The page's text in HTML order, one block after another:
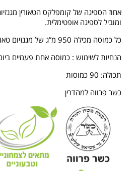
אחוז הספיגה של קומפלקס הטאורין
ומוביל לספיגה אופטימלית.
כל כמוסה מכילה 950 מ”ג של מגנזיום טאורט .
הנחיות לשימוש : כמוסה אחת פעמיים
תכולה: 90 כמוסות
כשר פרווה למהדרין